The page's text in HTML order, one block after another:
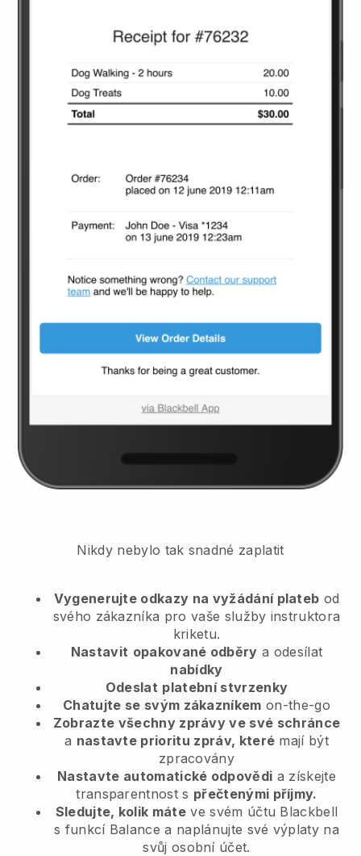
Nikdy nebylo tak snadné zaplatit
Vygenerujte odkazy na vyžádání plateb od
svého zákazníka pro vaše služby instruktora
kriketu.
Nastavit opakované odběry a odesílat
nabídky
Odeslat platební stvrzenky
Chatujte se svým zákazníkem on-the-go
Zobrazte všechny zprávy ve své schránce
a nastavte prioritu zpráv, které mají být
zpracovány
Nastavte automatické odpovědi a získejte
transparentnost s přečtenými příjmy.
Sledujte, kolik máte ve svém účtu Blackbell
s funkcí Balance a naplánujte své výplaty na
svůj osobní účet.